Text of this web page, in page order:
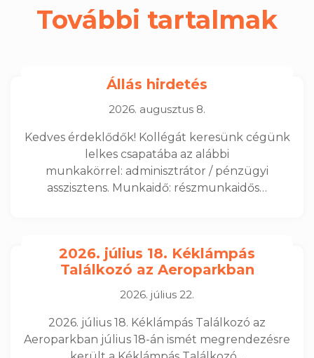
További tartalmak
Állás hirdetés
2026. augusztus 8.
Kedves érdeklődők! Kollégát keresünk cégünk
lelkes csapatába az alábbi
munkakörrel: adminisztrátor / pénzügyi
asszisztens. Munkaidő: részmunkaidős…
2026. július 18. Kéklámpás
Találkozó az Aeroparkban
2026. július 22.
2026. július 18. Kéklámpás Találkozó az
Aeroparkban július 18-án ismét megrendezésre